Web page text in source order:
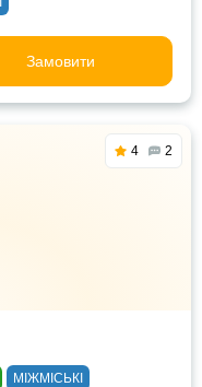
Замовити
4 2
МІЖМІСЬКІ